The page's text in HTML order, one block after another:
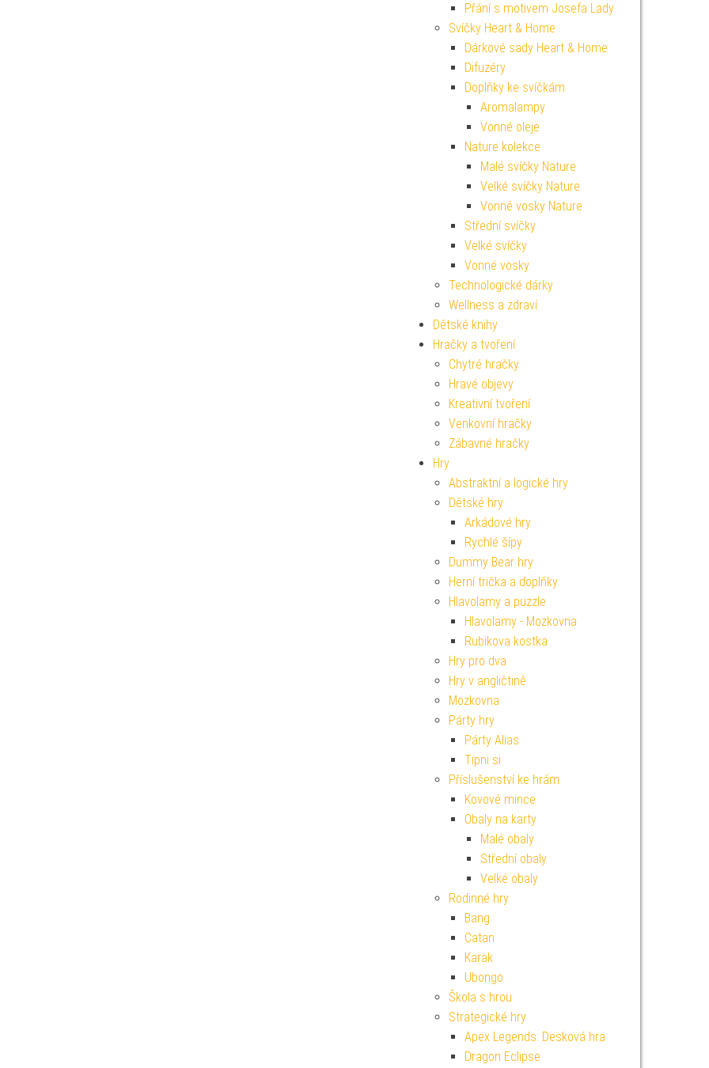
Přání s motivem Josefa Lady
Svíčky Heart & Home
Dárkové sady Heart & Home
Difuzéry
Doplňky ke svíčkám
Aromalampy
Vonné oleje
Nature kolekce
Malé svíčky Nature
Velké svíčky Nature
Vonné vosky Nature
Střední svíčky
Velké svíčky
Vonné vosky
Technologické dárky
Wellness a zdraví
Dětské knihy
Hračky a tvoření
Chytré hračky
Hravé objevy
Kreativní tvoření
Venkovní hračky
Zábavné hračky
Hry
Abstraktní a logické hry
Dětské hry
Arkádové hry
Rychlé šípy
Dummy Bear hry
Herní trička a doplňky
Hlavolamy a puzzle
Hlavolamy - Mozkovna
Rubikova kostka
Hry pro dva
Hry v angličtině
Mozkovna
Párty hry
Párty Alias
Tipni si
Příslušenství ke hrám
Kovové mince
Obaly na karty
Malé obaly
Střední obaly
Velké obaly
Rodinné hry
Bang
Catan
Karak
Ubongo
Škola s hrou
Strategické hry
Apex Legends: Desková hra
Dragon Eclipse